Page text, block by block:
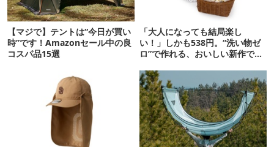
【マジで】テントは“今日が買い
時”です！Amazonセール中の良
コスパ品15選
「大人になっても結局楽し
い！」しかも538円。“洗い物ゼ
ロ”で作れる、おいしい新作です